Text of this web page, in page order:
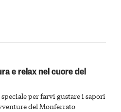
e relax nel cuore del
per farvi gustare i sapori
del Monferrato